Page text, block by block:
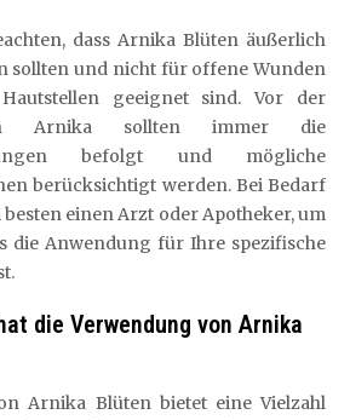
dass Arnika Blüten äußerlich
sollten und nicht für offene Wunden
geeignet sind. Vor der
Arnika sollten immer die
befolgt und mögliche
berücksichtigt werden. Bei Bedarf
einen Arzt oder Apotheker, um
die Anwendung für Ihre spezifische
die Verwendung von Arnika
Arnika Blüten bietet eine Vielzahl